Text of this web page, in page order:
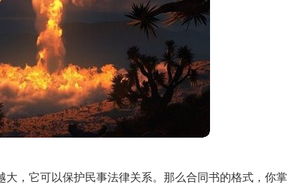
大，它可以保护民事法律关系。那么合同书的格式，你掌